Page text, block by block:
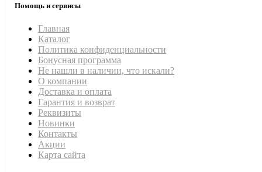
Помощь и сервисы
Главная
Каталог
Политика конфиденциальности
Бонусная программа
Не нашли в наличии, что искали?
О компании
Доставка и оплата
Гарантия и возврат
Реквизиты
Новинки
Контакты
Акции
Карта сайта